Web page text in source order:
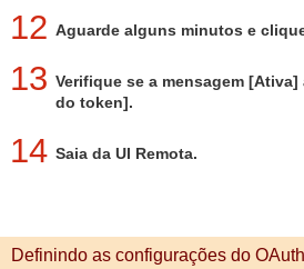
12 Aguarde alguns minutos e
13 Verifique se a mensagem [Ativa]
do token].
14 Saia da UI Remota.
Definindo as configurações do